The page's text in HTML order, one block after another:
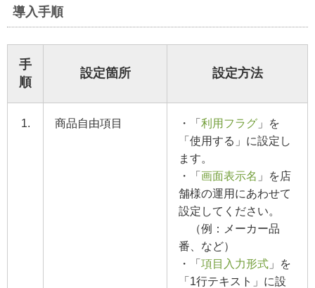
導入手順
手
順
設定箇所 設定方法
1. 商品自由項目 ・「 利用フラグ 」を
「使用する」に設定し
ます。
・「 画面表示名 」を店
舗様の運用にあわせて
設定してください。
（例：メーカー品
番、など）
・「 項目入力形式 」を
「1行テキスト」に設